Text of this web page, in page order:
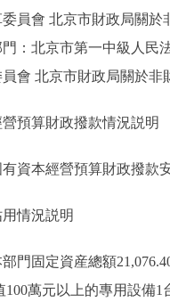
員會 北京市財政局關
：北京市第一中級人民
員會 北京市財政局關於
算財政撥款情況説明
資本經營預算財政撥款
情況説明
固定資産總額
100萬元以上的專用設備1